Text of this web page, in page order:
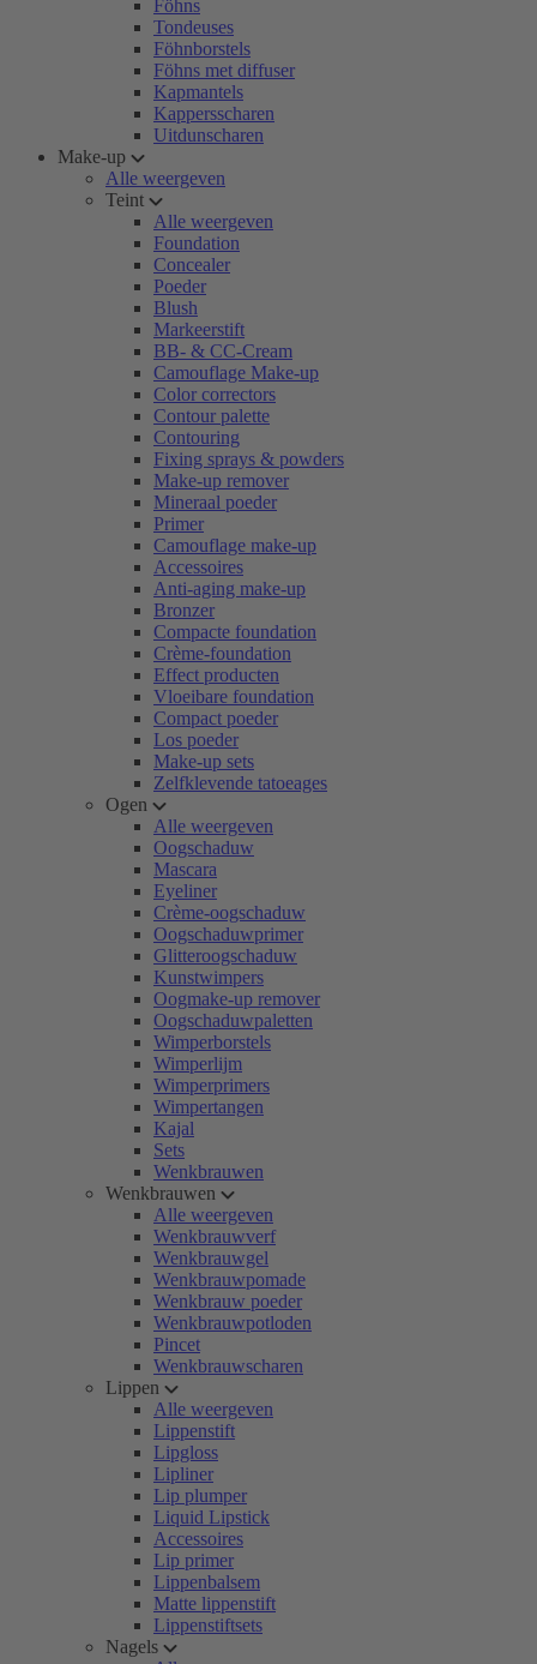
Föhns
Tondeuses
Föhnborstels
Föhns met diffuser
Kapmantels
Kappersscharen
Uitdunscharen
Make-up
Alle weergeven
Teint
Alle weergeven
Foundation
Concealer
Poeder
Blush
Markeerstift
BB- & CC-Cream
Camouflage Make-up
Color correctors
Contour palette
Contouring
Fixing sprays & powders
Make-up remover
Mineraal poeder
Primer
Camouflage make-up
Accessoires
Anti-aging make-up
Bronzer
Compacte foundation
Crème-foundation
Effect producten
Vloeibare foundation
Compact poeder
Los poeder
Make-up sets
Zelfklevende tatoeages
Ogen
Alle weergeven
Oogschaduw
Mascara
Eyeliner
Crème-oogschaduw
Oogschaduwprimer
Glitteroogschaduw
Kunstwimpers
Oogmake-up remover
Oogschaduwpaletten
Wimperborstels
Wimperlijm
Wimperprimers
Wimpertangen
Kajal
Sets
Wenkbrauwen
Wenkbrauwen
Alle weergeven
Wenkbrauwverf
Wenkbrauwgel
Wenkbrauwpomade
Wenkbrauw poeder
Wenkbrauwpotloden
Pincet
Wenkbrauwscharen
Lippen
Alle weergeven
Lippenstift
Lipgloss
Lipliner
Lip plumper
Liquid Lipstick
Accessoires
Lip primer
Lippenbalsem
Matte lippenstift
Lippenstiftsets
Nagels